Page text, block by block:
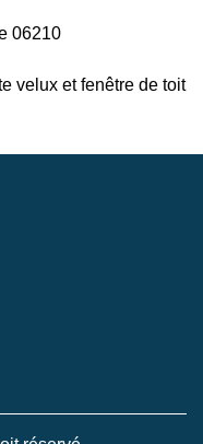
06210
velux et fenêtre de toit